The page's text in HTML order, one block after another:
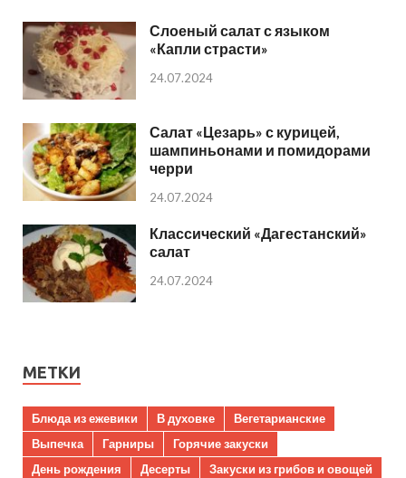
Слоеный салат с языком
«Капли страсти»
24.07.2024
Салат «Цезарь» с курицей,
шампиньонами и помидорами
черри
24.07.2024
Классический «Дагестанский»
салат
24.07.2024
МЕТКИ
Блюда из ежевики В духовке
Вегетарианские
Выпечка
Гарниры
Горячие закуски
День рождения
Десерты
Закуски из грибов и овощей